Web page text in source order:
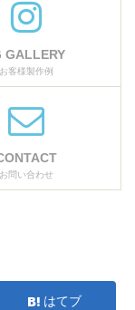
GALLERY
お客様製作例
お問い合わせ
はてブ